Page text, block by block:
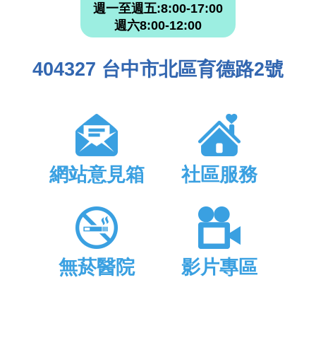
週一至週五:8:00-17:00
週六8:00-12:00
404327 台中市北區育德路2號
網站意見箱 社區服務
無菸醫院 影片專區